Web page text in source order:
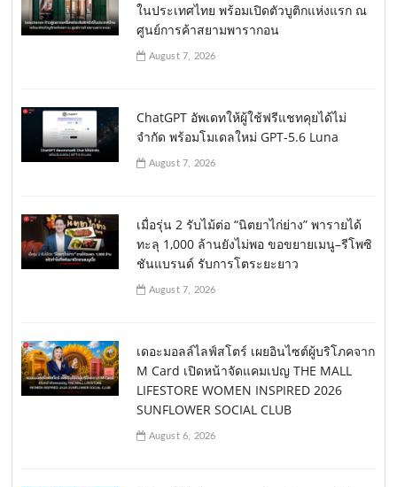
ในประเทศไทย พร้อมเปิดตัวบูติกแห่งแรก ณ
ศูนย์การค้าสยามพารากอน
August 7, 2026
ChatGPT อัพเดทให้ผู้ใช้ฟรีแชทคุยได้ไม่
จำกัด พร้อมโมเดลใหม่ GPT-5.6 Luna
August 7, 2026
เมื่อรุ่น 2 รับไม้ต่อ “นิตยาไก่ย่าง” พารายได้
ทะลุ 1,000 ล้านยังไม่พอ ขอขยายเมนู–รีโพซิ
ชันแบรนด์ รับการโตระยะยาว
August 7, 2026
เดอะมอลล์ไลฟ์สโตร์ เผยอินไซต์ผู้บริโภคจาก
M Card เปิดหน้าจัดแคมเปญ THE MALL
LIFESTORE WOMEN INSPIRED 2026
SUNFLOWER SOCIAL CLUB
August 6, 2026